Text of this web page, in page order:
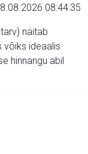
08:44:35
näitab
võiks ideaalis
hinnangu abil